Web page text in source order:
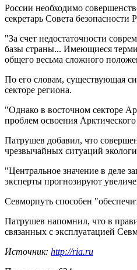
России необходимо
секретарь Совета
"За счет недостаточности
базы страны... Имеющиеся
общего весьма сложного
По его словам, существующая
секторе региона.
"Однако в восточном секторе
проблем освоения
Патрушев добавил, что
чрезвычайных ситуаций
"Центральное значение в деле
эксперты прогнозируют
Севморпуть способен
Патрушев напомнил, что в
связанных с эксплуатацией
Источник: http://ria.ru